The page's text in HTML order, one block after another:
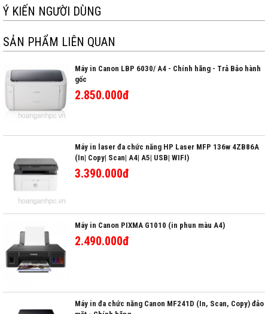
Ý KIẾN NGƯỜI DÙNG
SẢN PHẨM LIÊN QUAN
Máy in Canon LBP 6030/ A4 - Chính hãng - Trả Bảo hành
gốc
2.850.000đ
Máy in laser đa chức năng HP Laser MFP 136w 4ZB86A
(In| Copy| Scan| A4| A5| USB| WIFI)
3.390.000đ
Máy in Canon PIXMA G1010 (in phun màu A4)
2.490.000đ
Máy in đa chức năng Canon MF241D (In, Scan, Copy) đảo